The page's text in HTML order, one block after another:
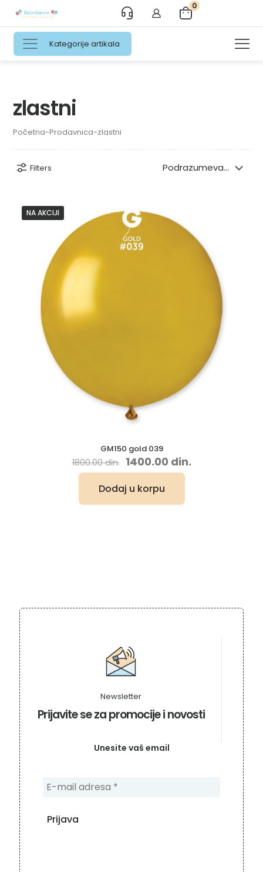
0
Kategorije artikala
zlastni
Početna-Prodavnica-zlastni
Filters
NA AKCIJI
GM150 gold 039
1800.00din. Originalna
cena
je
bila:
1800.00 din..
1400.00 din.Trenutna
Dodaj u korpu
Prijavite se za promocije i novosti
Newsletter
Unesite vaš email